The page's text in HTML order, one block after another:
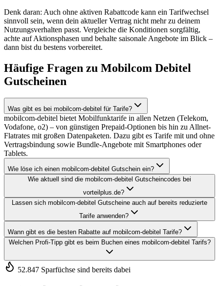
Denk daran: Auch ohne aktiven Rabattcode kann ein Tarifwechsel
sinnvoll sein, wenn dein aktueller Vertrag nicht mehr zu deinem
Nutzungsverhalten passt. Vergleiche die Konditionen sorgfältig,
achte auf Aktionsphasen und behalte saisonale Angebote im Blick –
dann bist du bestens vorbereitet.
Häufige Fragen zu Mobilcom Debitel
Gutscheinen
Was gibt es bei mobilcom-debitel für Tarife?
mobilcom-debitel bietet Mobilfunktarife in allen Netzen (Telekom,
Vodafone, o2) – von günstigen Prepaid-Optionen bis hin zu Allnet-
Flatrates mit großen Datenpaketen. Dazu gibt es Tarife mit und ohne
Vertragsbindung sowie Bundle-Angebote mit Smartphones oder
Tablets.
Wie löse ich einen mobilcom-debitel Gutschein ein?
Wie aktuell sind die mobilcom-debitel Gutscheincodes bei
vorteilplus.de?
Lassen sich mobilcom-debitel Gutscheine auch auf bereits reduzierte
Tarife anwenden?
Wann gibt es die besten Rabatte auf mobilcom-debitel Tarife?
Welchen Profi-Tipp gibt es beim Buchen eines mobilcom-debitel Tarifs?
52.847 Sparfüchse sind bereits dabei